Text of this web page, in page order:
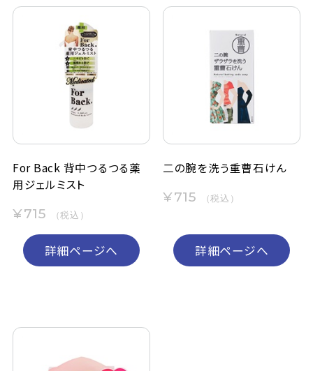
For Back 背中つるつる薬
用ジェルミスト
¥715 （税込）
詳細ページへ
二の腕を洗う重曹石けん
¥715 （税込）
詳細ページへ